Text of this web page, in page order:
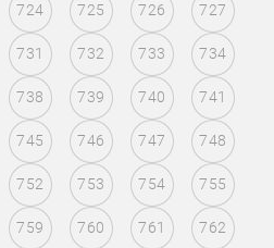
724 725 726 727
731 732 733 734
738 739 740 741
745 746 747 748
752 753 754 755
759 760 761 762